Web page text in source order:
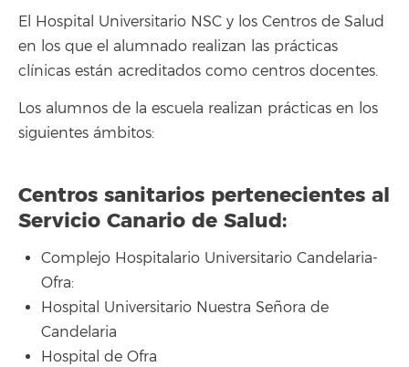
El Hospital Universitario NSC y los Centros de Salud
en los que el alumnado realizan las prácticas
clínicas están acreditados como centros docentes.
Los alumnos de la escuela realizan prácticas en los
siguientes ámbitos:
Centros sanitarios pertenecientes al
Servicio Canario de Salud:
Complejo Hospitalario Universitario Candelaria-
Ofra:
Hospital Universitario Nuestra Señora de
Candelaria
Hospital de Ofra